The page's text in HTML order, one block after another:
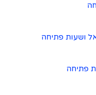
ושעות פתיחה
פתיחה